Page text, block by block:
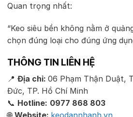
Quan trọng nhất:
“Keo siêu bền không nằm ở
chọn đúng loại cho đúng ứng
THÔNG TIN LIÊN HỆ
📍 Địa chỉ: 06 Phạm Thận Duật,
Đức, TP. Hồ Chí Minh
📞 Hotline: 0977 868 803
🌐 Website: keodannhanh.vn